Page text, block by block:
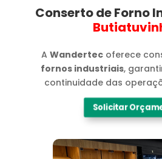
Conserto de Forno
AWandertec oferece
fornos industriais,
continuidade das
Solicitar